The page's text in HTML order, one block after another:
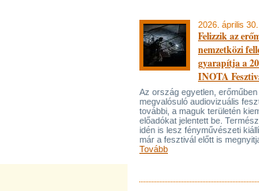
2026. április 30.
Felizzik az
nemzetközi
gyarapítja a
INOTA
Az ország egyetlen, erőműben
megvalósuló audiovizuális
további, a maguk területén
előadókat jelentett be.
idén is lesz fényművészeti
már a fesztivál előtt is
Tovább